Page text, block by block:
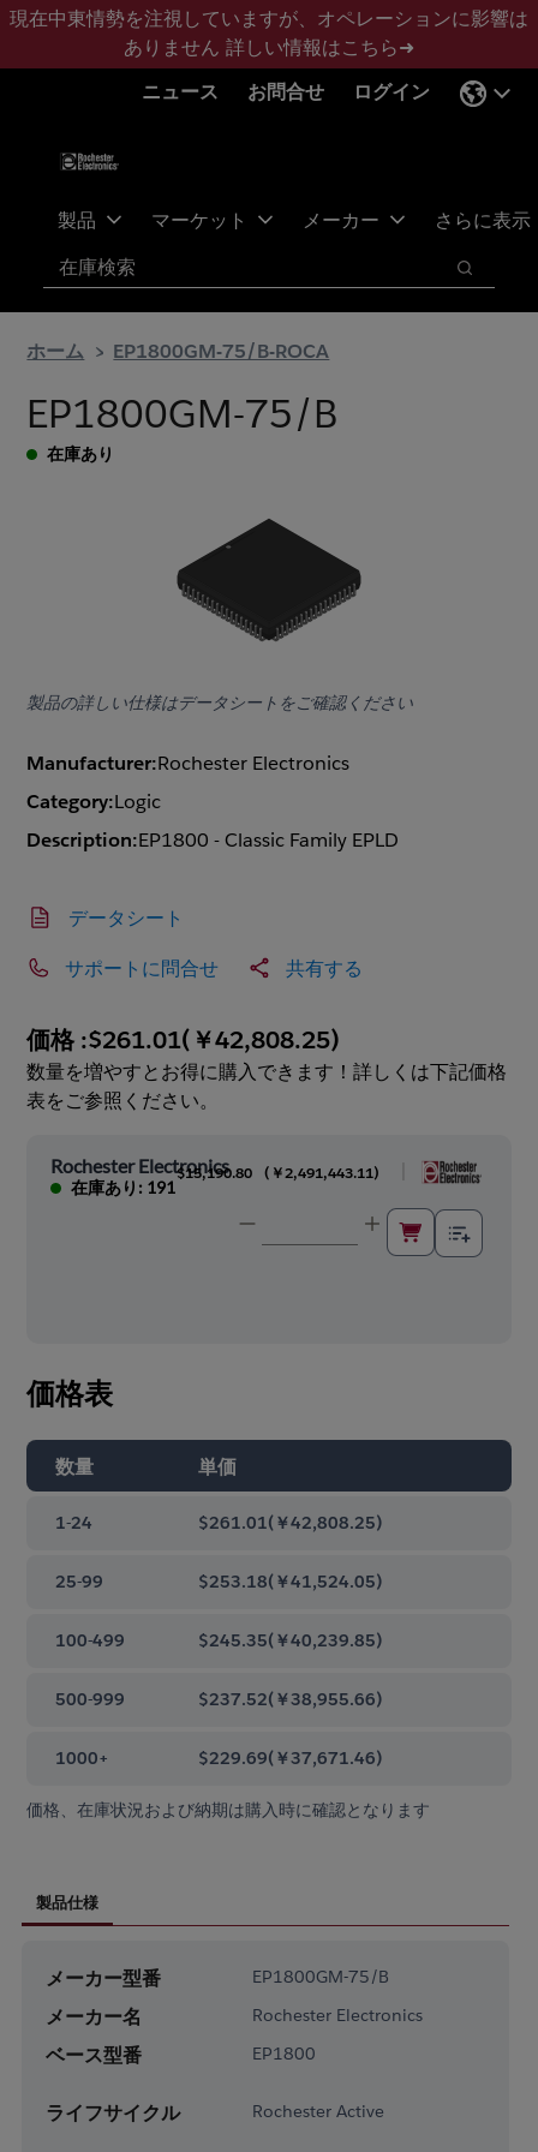
メ
ン
フ
タ
現在中東情勢を注視していますが、オペレーションに影響は
ありません 詳しい情報はこちら➜
ニュース
お問合せ ログイン
製品 マーケット メーカー さらに表示
検索
検索
ホーム EP1800GM-75/B-ROCA
EP1800GM-75/B
在庫あり
製品の詳しい仕様はデータシートをご確認ください
Manufacturer:Rochester Electronics
Category:Logic
Description:EP1800 - Classic Family EPLD
データシート
サポートに問合せ 共有する
価格 :$261.01(￥42,808.25)
数量を増やすとお得に購入できます！詳しくは下記価格
表をご参照ください。
Rochester Electronics
在庫あり: 191
$15,190.80 ( ￥2,491,443.11)
価格表
数量 単価
1-24 $261.01(￥42,808.25)
25-99 $253.18(￥41,524.05)
100-499 $245.35(￥40,239.85)
500-999 $237.52(￥38,955.66)
1000+ $229.69(￥37,671.46)
価格、在庫状況および納期は購入時に確認となります
製品仕様
メーカー型番 EP1800GM-75/B
メーカー名 Rochester Electronics
ベース型番 EP1800
ライフサイクル Rochester Active